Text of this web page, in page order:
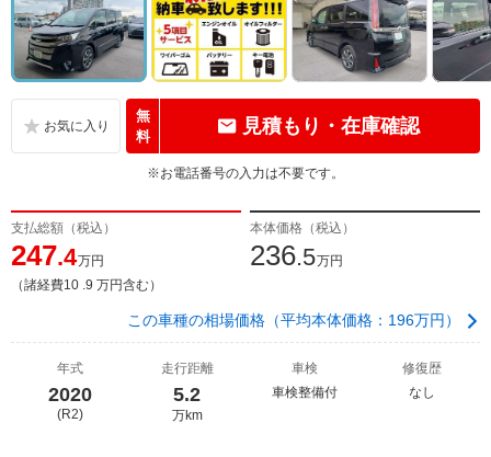
無
料
見積もり・在庫確認
※お電話番号の入力は不要です。
支払総額（税込）
247.4万円
（諸経費10 .9 万円含む）
本体価格（税込）
236.5万円
この車種の相場価格（平均本体価格：196万円）
年式
2020
(R2)
走行距離
5.2
万km
車検
車検整備付
修復歴
なし